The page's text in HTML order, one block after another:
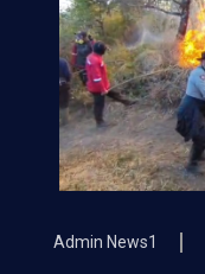
Admin News1